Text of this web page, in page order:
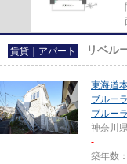
賃貸｜アパート リベル
東海道
ブルー
ブルー
神奈川
-
築年数